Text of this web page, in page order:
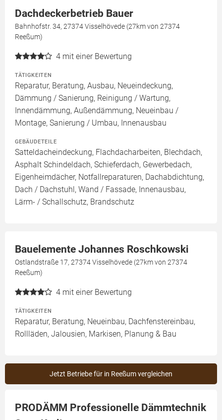
Dachdeckerbetrieb Bauer
Bahnhofstr. 34, 27374 Visselhövede (27km von 27374
Reeßum)
4 mit einer Bewertung
TÄTIGKEITEN
Reparatur, Beratung, Ausbau, Neueindeckung,
Dämmung / Sanierung, Reinigung / Wartung,
Innendämmung, Außendämmung, Neueinbau /
Montage, Sanierung / Umbau, Innenausbau
GEBÄUDETEILE
Satteldacheindeckung, Flachdacharbeiten, Blechdach,
Asphalt Schindeldach, Schieferdach, Gewerbedach,
Eigenheimdächer, Notfallreparaturen, Dachabdichtung,
Dach / Dachstuhl, Wand / Fassade, Innenausbau,
Lärm- / Schallschutz, Brandschutz
Bauelemente Johannes Roschkowski
Ostlandstraße 17, 27374 Visselhövede (27km von 27374
Reeßum)
4 mit einer Bewertung
TÄTIGKEITEN
Reparatur, Beratung, Neueinbau, Dachfenstereinbau,
Rollläden, Jalousien, Markisen, Planung & Bau
Jetzt Betriebe für in Reeßum vergleichen
PRODÄMM Professionelle Dämmtechnik